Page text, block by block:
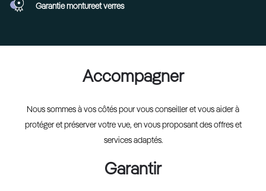
Garantie montureet verres
Accompagner
Nous sommes à vos côtés pour vous conseiller et vous aider à
protéger et préserver votre vue, en vous proposant des offres et
services adaptés.
Garantir